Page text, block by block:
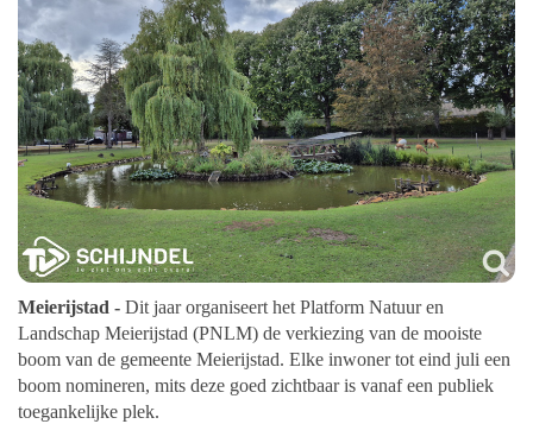
Meierijstad - Dit jaar organiseert het Platform Natuur en
Landschap Meierijstad (PNLM) de verkiezing van de mooiste
boom van de gemeente Meierijstad. Elke inwoner tot eind juli een
boom nomineren, mits deze goed zichtbaar is vanaf een publiek
toegankelijke plek.